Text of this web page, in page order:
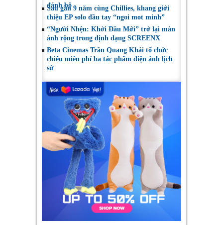
đánh bộ
Sau gần 9 năm cùng Chillies, khang giới
thiệu EP solo đầu tay “ngoi mot minh”
“Người Nhện: Khởi Đầu Mới” trở lại màn
ảnh rộng trong định dạng SCREENX
Beta Cinemas Trần Quang Khải tổ chức
chiếu miễn phí ba tác phẩm điện ảnh lịch
sử